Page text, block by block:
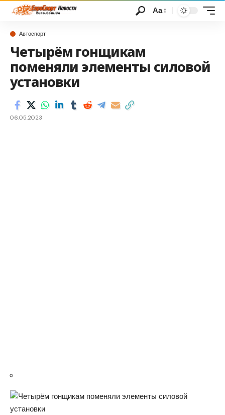
Аа
Автоспорт
Четырём гонщикам
поменяли элементы силовой
установки
06.05.2023